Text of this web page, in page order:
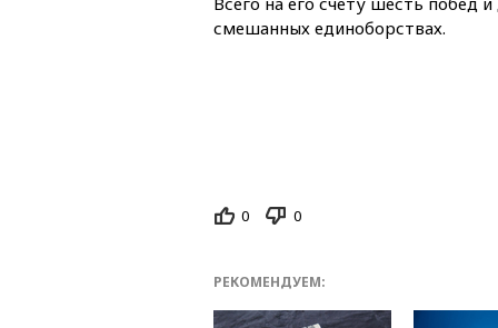
смешанных единоборствах.
0 0
РЕКОМЕНДУЕМ: